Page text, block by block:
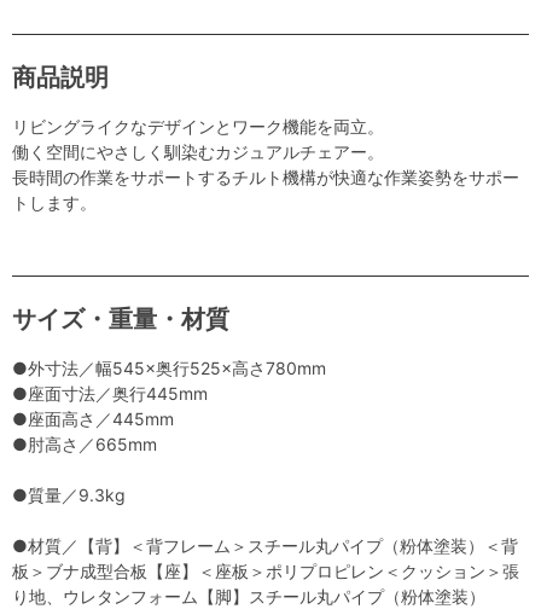
商品説明
リビングライクなデザインとワーク機能を両立。
働く空間にやさしく馴染むカジュアルチェアー。
長時間の作業をサポートするチルト機構が快適な作業姿勢をサポー
トします。
サイズ・重量・材質
●外寸法／幅545×奥行525×高さ780mm
●座面寸法／奥行445mm
●座面高さ／445mm
●肘高さ／665mm
●質量／9.3kg
●材質／【背】＜背フレーム＞スチール丸パイプ（粉体塗装）＜背
板＞ブナ成型合板【座】＜座板＞ポリプロピレン＜クッション＞張
り地、ウレタンフォーム【脚】スチール丸パイプ（粉体塗装）